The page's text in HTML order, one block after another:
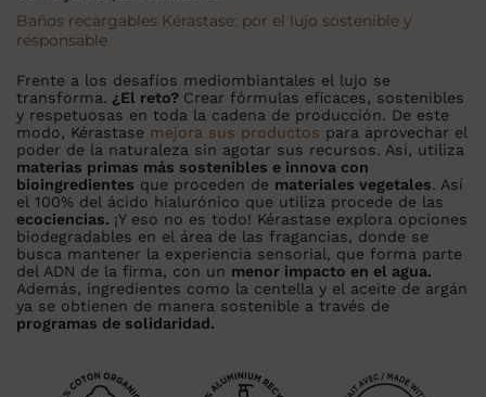
Baños recargables Kérastase: por el lujo sostenible y
responsable
Frente a los desafíos mediombiantales el lujo se
transforma. ¿El reto? Crear fórmulas eficaces, sostenibles
y respetuosas en toda la cadena de producción. De este
modo, Kérastase mejora sus productos para aprovechar el
poder de la naturaleza sin agotar sus recursos. Así, utiliza
materias primas más sostenibles e innova con
bioingredientes que proceden de materiales vegetales. Así
el 100% del ácido hialurónico que utiliza procede de las
ecociencias. ¡Y eso no es todo! Kérastase explora opciones
biodegradables en el área de las fragancias, donde se
busca mantener la experiencia sensorial, que forma parte
del ADN de la firma, con un menor impacto en el agua.
Además, ingredientes como la centella y el aceite de argán
ya se obtienen de manera sostenible a través de
programas de solidaridad.